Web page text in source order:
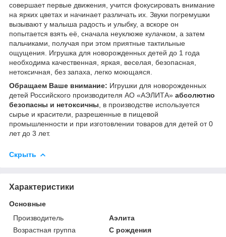
совершает первые движения, учится фокусировать внимание
на ярких цветах и начинает различать их. Звуки погремушки
вызывают у малыша радость и улыбку, а вскоре он
попытается взять её, сначала неуклюже кулачком, а затем
пальчиками, получая при этом приятные тактильные
ощущения. Игрушка для новорожденных детей до 1 года
необходима качественная, яркая, веселая, безопасная,
нетоксичная, без запаха, легко моющаяся.
Обращаем Ваше внимание: Игрушки для новорожденных
детей Российского производителя АО «АЭЛИТА» абсолютно
безопасны и нетоксичны , в производстве используется
сырье и красители, разрешенные в пищевой
промышленности и при изготовлении товаров для детей от 0
лет до 3 лет.
Скрыть
Характеристики
Основные
Производитель
Аэлита
Возрастная группа
С рождения